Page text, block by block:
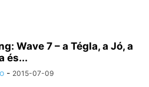
Wave 7 – a Tégla, a Jó, a
és...
- 2015-07-09